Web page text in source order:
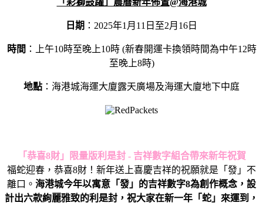
日期 ： 2025年1 月 11 日至2月 16 日
時間 ：上午10時至晚上10時(新春開運卡換領時間為中午12時
至晚上8時)
地點 ： 海港城海運大廈露天廣場及海運大廈地下中庭
「恭喜8財」限量版利是封 - 吉祥數字組合帶來新年祝賀
福蛇迎春，恭喜8財！新年送上喜慶吉祥的祝願就是「發」不
離口。 海港城今年以寓意「發」的吉祥數字8為創作概念，設
計出六款絢麗雅致的利是封，祝大家在新一年「蛇」來運到，